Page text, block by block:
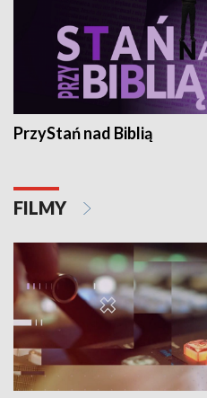
PrzyStań nad Biblią
FILMY